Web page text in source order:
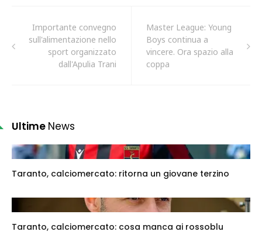
Importante convegno
sull'alimentazione nello
sport organizzato
dall'Apulia Trani
Master League: Young
Boys continua a
vincere. Ora spazio alla
coppa
Ultime News
Taranto, calciomercato: ritorna un giovane terzino
Taranto, calciomercato: cosa manca ai rossoblu